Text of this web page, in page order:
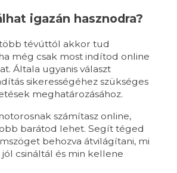
igazán hasznodra?
tévúttól akkor tud
még csak most indítod online
Általa ugyanis választ
sikerességéhez szükséges
meghatározásához.
számítasz online,
barátod lehet. Segít téged
behozva átvilágítani, mi
csináltál és min kellene